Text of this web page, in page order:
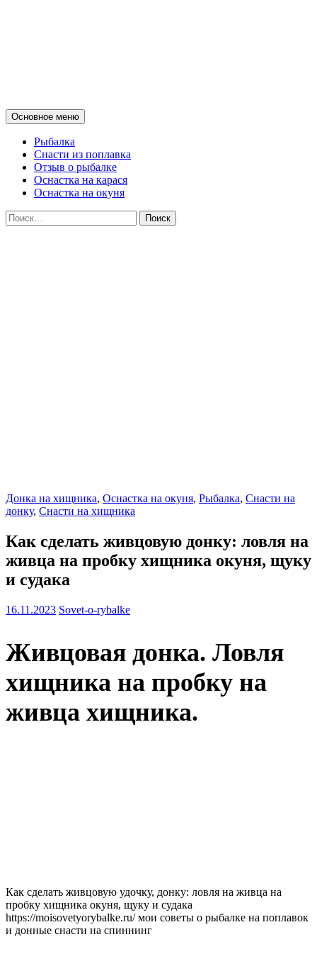
Поиск
Основное меню Перейти
к
Рыбалка
Снасти из поплавка
Отзыв о рыбалке
Оснастка на карася
Оснастка на окуня
Найти:
Донка на хищника, Оснастка на окуня, Рыбалка, Снасти на
донку, Снасти на хищника
Как сделать живцовую донку: ловля на
живца на пробку хищника окуня, щуку
и судака
16.11.2023 Sovet-o-rybalke
Живцовая донка. Ловля
хищника на пробку на
живца хищника.
Как сделать живцовую удочку, донку: ловля на живца на
пробку хищника окуня, щуку и судака
https://moisovetyorybalke.ru/ мои советы о рыбалке на поплавок
и донные снасти на спиннинг